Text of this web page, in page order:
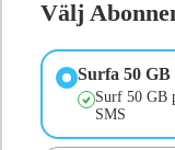
Välj
Surfa 50 GB
Surf 50 GB
SMS